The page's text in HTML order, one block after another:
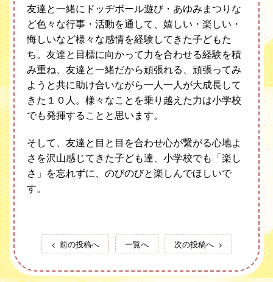
友達と一緒にドッヂボール遊び・あゆみまつりな
ど色々な行事・活動を通して、嬉しい・楽しい・
悔しいなど様々な感情を経験してきた子どもた
ち。友達と目標に向かって力を合わせる経験を積
み重ね、友達と一緒だから頑張れる、頑張ってみ
ようと共に助け合いながら一人一人が大成長して
きた１０人。様々なことを乗り越えた力は小学校
でも発揮することと思います。
そして、友達と目と目を合わせ心が繋がる心地よ
さを沢山感じてきた子ども達、小学校でも「楽し
さ」を忘れずに、のびのびと楽しんでほしいで
す。
前の投稿へ 一覧へ 次の投稿へ